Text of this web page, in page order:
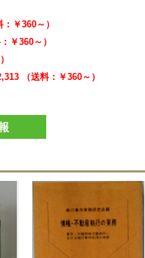
￥360～）
￥360～）
（送料：￥360～）